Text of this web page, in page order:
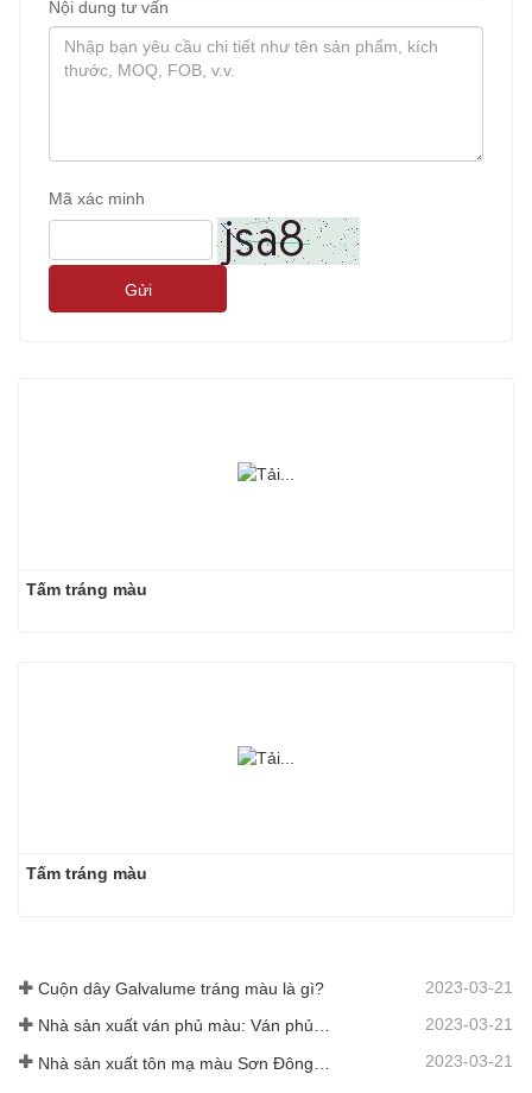
Nội dung tư vấn
Mã xác minh
Gửi
Tấm tráng màu
Tấm tráng màu
Cuộn dây Galvalume tráng màu là gì? 2023-03-21
Nhà sản xuất ván phủ màu: Ván phủ màu bông tuyết dùng để trang trí được lăn chuẩn xác ra khỏi dây chuyền sản xuất 2023-03-21
2023-03-21